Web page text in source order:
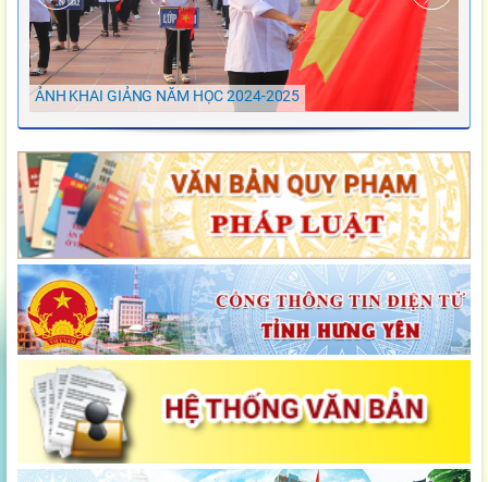
ẢNH KHAI GIẢNG NĂM HỌC 2024-2025